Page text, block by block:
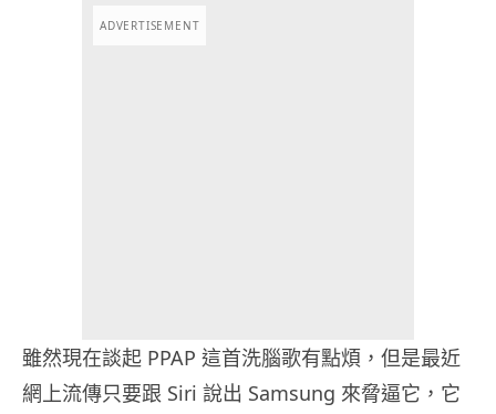
ADVERTISEMENT
雖然現在談起 PPAP 這首洗腦歌有點煩，但是最近
網上流傳只要跟 Siri 說出 Samsung 來脅逼它，它